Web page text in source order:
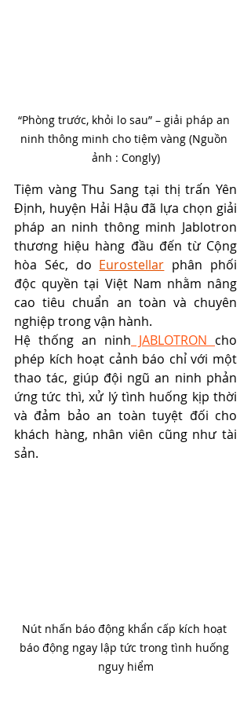
“Phòng trước, khỏi lo sau” – giải pháp an
ninh thông minh cho tiệm vàng (Nguồn
ảnh : Congly)
Tiệm vàng Thu Sang tại thị trấn Yên
Định, huyện Hải Hậu đã lựa chọn giải
pháp an ninh thông minh Jablotron
thương hiệu hàng đầu đến từ Cộng
hòa Séc, do Eurostellar phân phối
độc quyền tại Việt Nam nhằm nâng
cao tiêu chuẩn an toàn và chuyên
nghiệp trong vận hành.
Hệ thống an ninh JABLOTRON cho
phép kích hoạt cảnh báo chỉ với một
thao tác, giúp đội ngũ an ninh phản
ứng tức thì, xử lý tình huống kịp thời
và đảm bảo an toàn tuyệt đối cho
khách hàng, nhân viên cũng như tài
sản.
Nút nhấn báo động khẩn cấp kích hoạt
báo động ngay lập tức trong tình huống
nguy hiểm